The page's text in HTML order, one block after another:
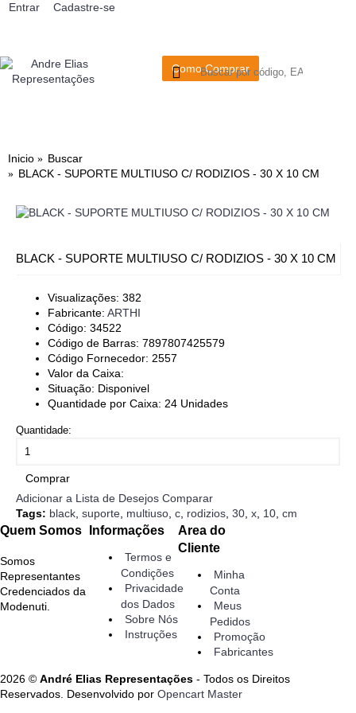
Entrar Cadastre-se
Como Comprar
Inicio
Buscar
BLACK - SUPORTE MULTIUSO C/ RODIZIOS - 30 X 10 CM
BLACK - SUPORTE MULTIUSO C/ RODIZIOS - 30 X 10 CM
Visualizações: 382
Fabricante: ARTHI
Código: 34522
Código de Barras: 7897807425579
Código Fornecedor: 2557
Valor da Caixa:
Situação: Disponivel
Quantidade por Caixa: 24 Unidades
Quantidade:
Comprar
Adicionar a Lista de Desejos Comparar
Tags: black suporte multiuso c rodizios 30 x 10 cm
Quem Somos
Somos
Representantes
Credenciados da
Modenuti.
Informações
Termos e
Condições
Privacidade
dos Dados
Sobre Nós
Instruções
Area do
Cliente
Minha
Conta
Meus
Pedidos
Promoção
Fabricantes
2026 © André Elias Representações - Todos os Direitos
Reservados. Desenvolvido por Opencart Master